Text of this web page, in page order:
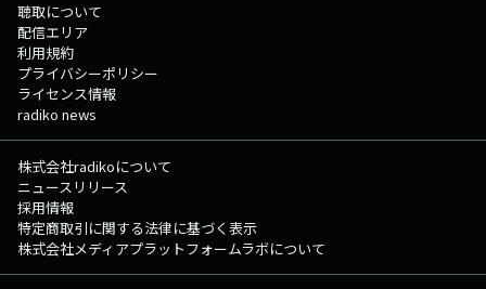
聴取について
配信エリア
利用規約
プライバシーポリシー
ライセンス情報
radiko news
株式会社radikoについて
ニュースリリース
採用情報
特定商取引に関する法律に基づく表示
株式会社メディアプラットフォームラボについて